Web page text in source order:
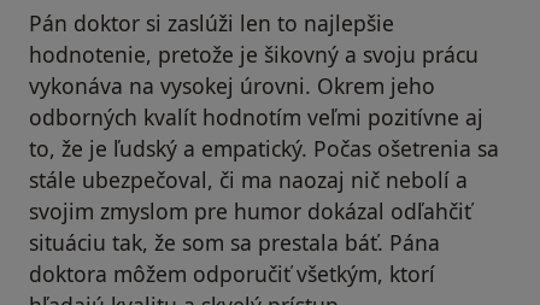
Pán doktor si zaslúži len to najlepšie
hodnotenie, pretože je šikovný a svoju prácu
vykonáva na vysokej úrovni. Okrem jeho
odborných kvalít hodnotím veľmi pozitívne aj
to, že je ľudský a empatický. Počas ošetrenia sa
stále ubezpečoval, či ma naozaj nič nebolí a
svojim zmyslom pre humor dokázal odľahčiť
situáciu tak, že som sa prestala báť. Pána
doktora môžem odporučiť všetkým, ktorí